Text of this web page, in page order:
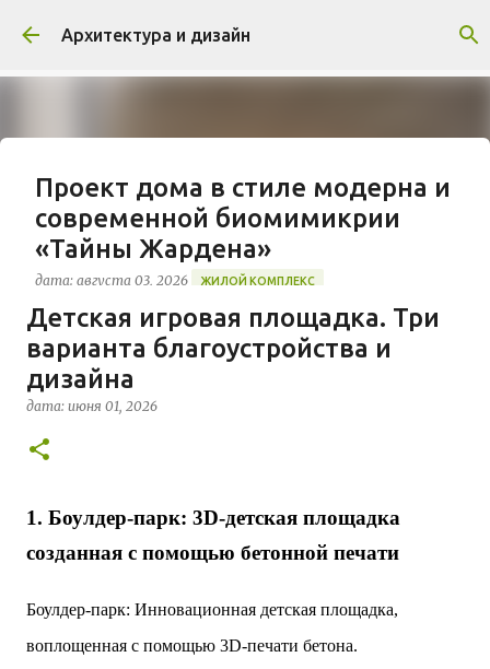
К основному контенту
Архитектура и дизайн
Проект дома в стиле модерна и
современной биомимикрии
«Тайны Жардена»
дата: августа 03, 2026 ЖИЛОЙ КОМПЛЕКС
В марте 2026 года в Монпелье завершилось
строительство знакового жилого комплекса
«Jardins Secrets» от бюро Vincent Callebaut
Architectures. Проект, расположенный на
территории бывшей пехотной школы (EAI) в
районе Cité Créative, стал примером гармоничной
интеграции современной архитектуры в
двух объектов: «Théia» (75 квартир, из которых 17
— социального назначения, общая площадь 5 364
м²) и «Opale & Sens» (38 квартир, включая 11
113 жилых единиц спроектированы с учетом
принципов биоразнообразия и социальной
0
Детская игровая площадка. Три
варианта благоустройства и
дизайна
дата: июня 01, 2026
1. Боулдер-парк: 3D-детская площадка
созданная с помощью бетонной печати
Боулдер-парк: Инновационная детская площадка,
воплощенная с помощью 3D-печати бетона.